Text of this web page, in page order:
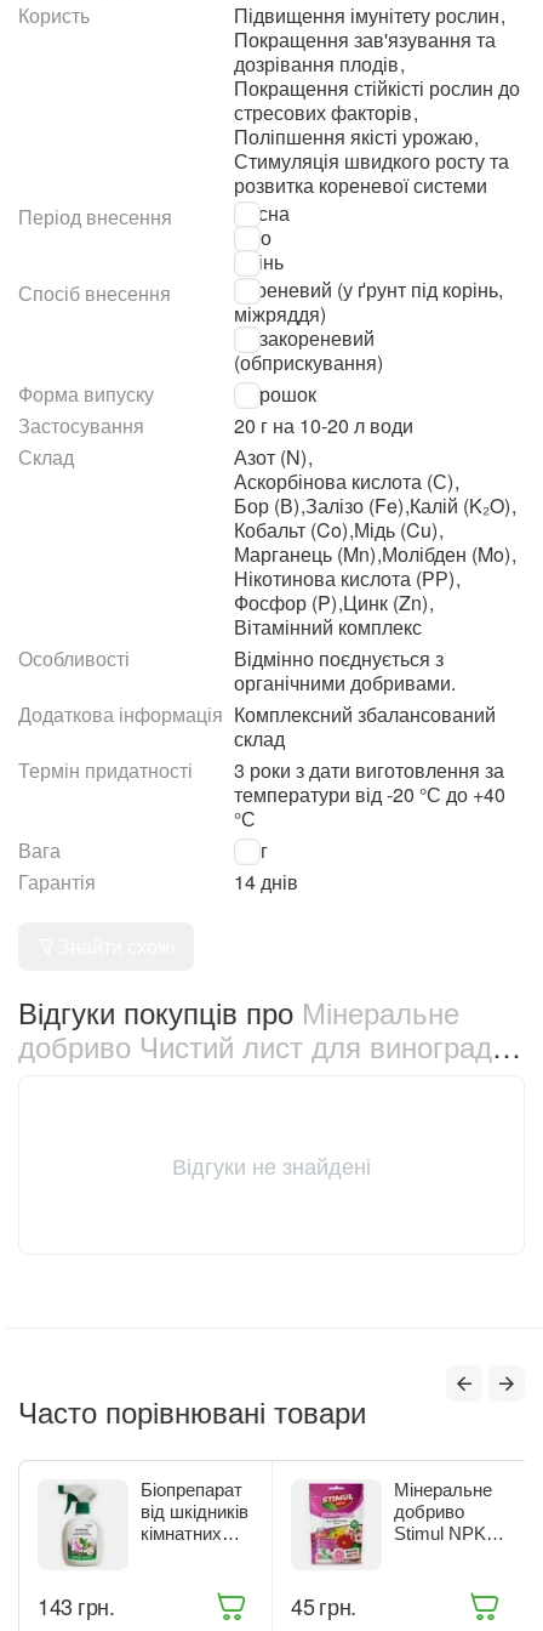
Користь
Підвищення імунітету рослин,
Покращення зав'язування та
дозрівання плодів,
Покращення стійкісті рослин до
стресових факторів,
Поліпшення якісті урожаю,
Стимуляція швидкого росту та
розвитка кореневої системи
Період внесення
Весна
Літо
Осінь
Спосіб внесення
Кореневий (у ґрунт під корінь,
міжряддя)
Позакореневий
(обприскування)
Форма випуску
Порошок
Застосування
20 г на 10-20 л води
Склад
Азот (N),
Аскорбінова кислота (С),
Бор (В),Залізо (Fe),Калій (K₂O),
Кобальт (Co),Мідь (Cu),
Марганець (Mn),Молібден (Mo),
Нікотинова кислота (РР),
Фосфор (P),Цинк (Zn),
Вітамінний комплекс
Особливості
Відмінно поєднується з
органічними добривами.
Додаткова інформація Комплексний збалансований
склад
Термін придатності
3 роки з дати виготовлення за
температури від -20 °С до +40
°С
Вага
20 г
Гарантія
14 днів
Відгуки покупців про Мінеральне
добриво Чистий лист для винограду
Відгуки не знайдені
Часто порівнювані товари
Біопрепарат
від шкідників
кімнатних
спрей 300 мл
‍143‍ грн.
Мінеральне
добриво
Stimul NPK
‍45‍грн.